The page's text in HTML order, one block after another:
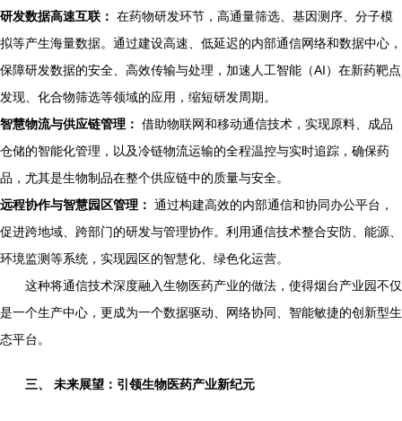
研发数据高速互联： 在药物研发环节，高通量筛选、基因测序、分子模
拟等产生海量数据。通过建设高速、低延迟的内部通信网络和数据中心，
保障研发数据的安全、高效传输与处理，加速人工智能（AI）在新药靶点
发现、化合物筛选等领域的应用，缩短研发周期。
智慧物流与供应链管理： 借助物联网和移动通信技术，实现原料、成品
仓储的智能化管理，以及冷链物流运输的全程温控与实时追踪，确保药
品，尤其是生物制品在整个供应链中的质量与安全。
远程协作与智慧园区管理： 通过构建高效的内部通信和协同办公平台，
促进跨地域、跨部门的研发与管理协作。利用通信技术整合安防、能源、
环境监测等系统，实现园区的智慧化、绿色化运营。
这种将通信技术深度融入生物医药产业的做法，使得烟台产业园不仅
是一个生产中心，更成为一个数据驱动、网络协同、智能敏捷的创新型生
态平台。
三、 未来展望：引领生物医药产业新纪元